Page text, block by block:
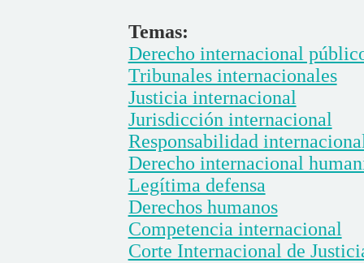
Temas:
Derecho internacional
Tribunales internacionales
Justicia internacional
Jurisdicción internacional
Responsabilidad
Derecho internacional
Legítima defensa
Derechos humanos
Competencia internacional
Corte Internacional de